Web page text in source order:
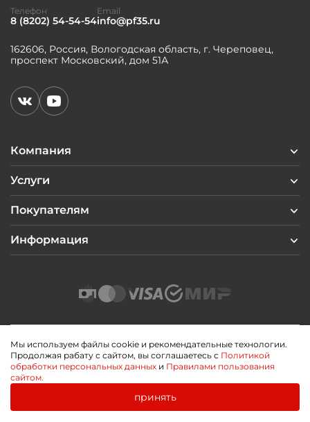
Компания
Услуги
Покупателям
Информация
162606, Россия, Вологодская область, г. Череповец,
проспект Московский, дом 51А
Телефон
8 (8202) 54-54-54
Email
info@pf35.ru
2026 © Профиль Центр
Политика конфиденциальности
Разработано
0
Мы используем файлы cookie и рекомендательные технологии.
Продолжая рабату с сайтом, вы соглашаетесь с Политикой
обработки персональных данных и Правилами пользования
сайтом.
принять